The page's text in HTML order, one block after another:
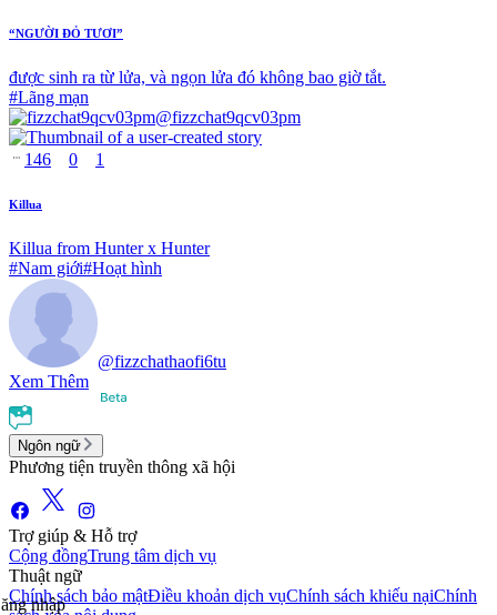
nhập
“NGƯỜI ĐỎ TƯƠI”
được sinh ra từ lửa, và ngọn lửa đó không bao giờ tắt.
#Lãng mạn
@fizzchat9qcv03pm
146 0 1
Killua
Killua from Hunter x Hunter
#Nam giới#Hoạt hình
@fizzchathaofi6tu
Xem Thêm
Ngôn ngữ
Phương tiện truyền thông xã hội
Trợ giúp & Hỗ trợ
Cộng đồngTrung tâm dịch vụ
Thuật ngữ
Chính sách bảo mậtĐiều khoản dịch vụChính sách khiếu nạiChính